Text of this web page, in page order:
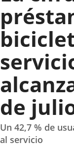
de
Un 42,7 % de
al servicio